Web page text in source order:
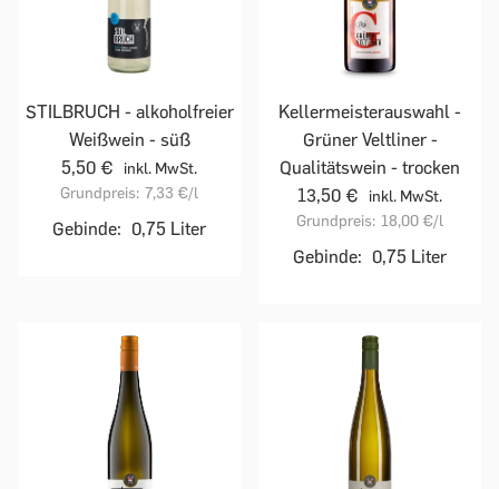
STILBRUCH - alkoholfreier
Weißwein - süß
5,50 €
inkl. MwSt.
Grundpreis: 7,33 €/l
Gebinde: 0,75 Liter
Kellermeisterauswahl -
Grüner Veltliner -
Qualitätswein - trocken
13,50 €
inkl. MwSt.
Grundpreis: 18,00 €/l
Gebinde: 0,75 Liter